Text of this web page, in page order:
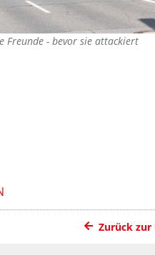
Freunde - bevor sie attackiert
Zurück zur